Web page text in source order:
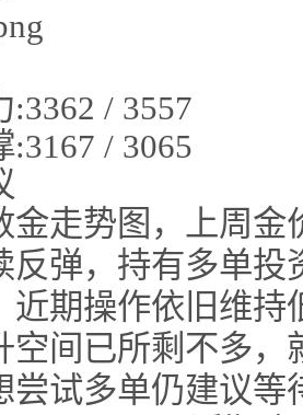
:3362 / 3557
:3167 / 3065
金走势图，上周金
反弹，持有多单
近期操作依旧维
空间已所剩不多
尝试多单仍建议